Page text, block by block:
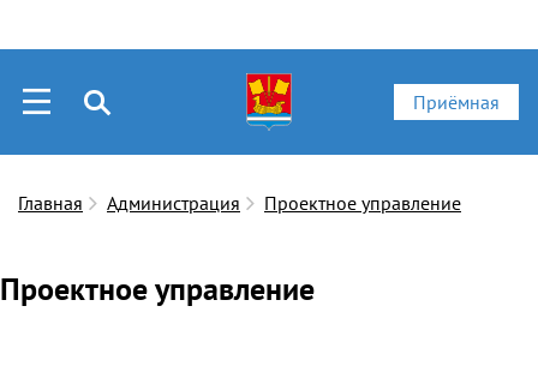
Приёмная
Главная Администрация Проектное управление
Проектное управление